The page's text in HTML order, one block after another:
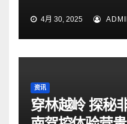
4月 30, 2025
资讯
穿林越岭 探秘